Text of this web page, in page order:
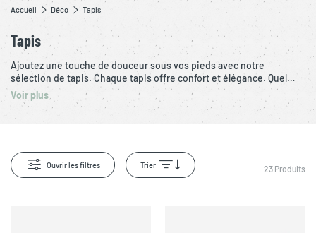
Accueil Déco Tapis
Tapis
Ajoutez une touche de douceur sous vos pieds avec notre
sélection de tapis. Chaque tapis offre confort et élégance. Quel
que soit le style choisit, les tapis de sol transforment votre
intérieur en un espace chaleureux et accueillant. Chez Fabrique de
Styles, les tapis sont soigneusement sélectionnés pour vous
Voir plus
Ouvrir les filtres Trier 23 Produits